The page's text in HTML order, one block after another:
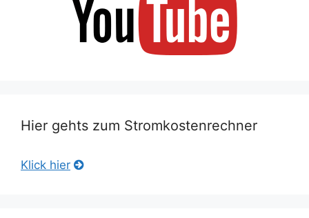
Hier gehts zum Stromkostenrechner
Klick hier